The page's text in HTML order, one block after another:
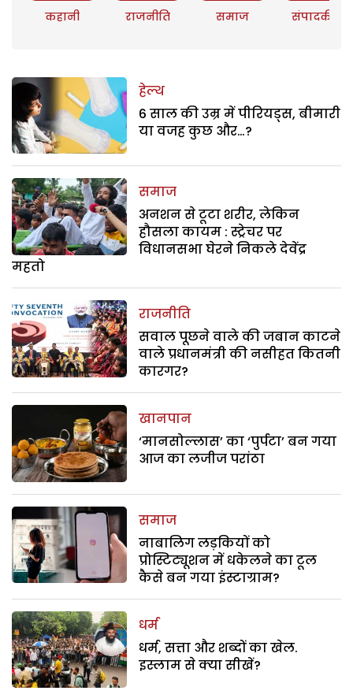
कहानी राजनीति समाज संपादकीय
हेल्थ
6 साल की उम्र में पीरियड्स, बीमारी
या वजह कुछ और…?
समाज
अनशन से टूटा शरीर, लेकिन
हौसला कायम : स्ट्रेचर पर
विधानसभा घेरने निकले देवेंद्र
महतो
राजनीति
सवाल पूछने वाले की जबान काटने
वाले प्रधानमंत्री की नसीहत कितनी
कारगर?
खानपान
‘मानसोल्लास’ का ‘पुर्पटा’ बन गया
आज का लजीज परांठा
समाज
नाबालिग लड़कियों को
प्रोस्टिट्यूशन में धकेलने का टूल
कैसे बन गया इंस्टाग्राम?
धर्म
धर्म, सत्ता और शब्दों का खेल.
इस्लाम से क्या सीखें?